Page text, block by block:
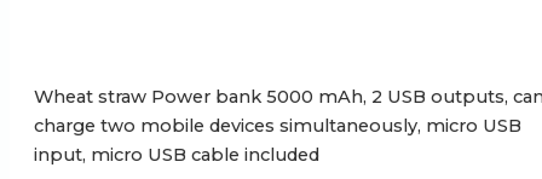
Wheat straw Power bank 5000 mAh, 2 USB outputs,
charge two mobile devices simultaneously, micro USB
input, micro USB cable included